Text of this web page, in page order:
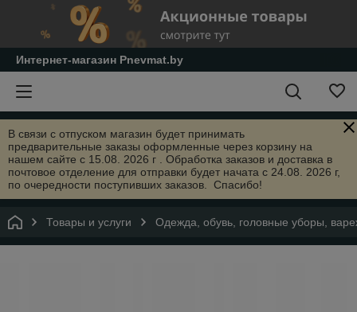
Интернет-магазин Pnevmat.by
В связи с отпуском магазин будет принимать
предварительные заказы оформленные через корзину на
нашем сайте с 15.08. 2026 г . Обработка заказов и доставка в
почтовое отделение для отправки будет начата с 24.08. 2026 г,
по очередности поступивших заказов. Спасибо!
Товары и услуги Одежда, обувь, головные уборы,